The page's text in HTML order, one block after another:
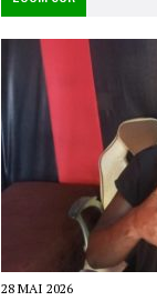
28 MAI 2026